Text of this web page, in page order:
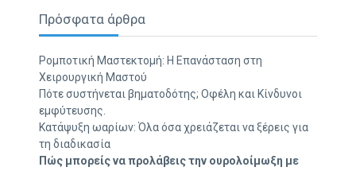
Πρόσφατα άρθρα
Ρομποτική Μαστεκτομή: Η Επανάσταση στη
Χειρουργική Μαστού
Πότε συστήνεται βηματοδότης; Οφέλη και Κίνδυνοι
εμφύτευσης.
Κατάψυξη ωαρίων: Όλα όσα χρειάζεται να ξέρεις για
τη διαδικασία
Πώς μπορείς να προλάβεις την ουρολοίμωξη με